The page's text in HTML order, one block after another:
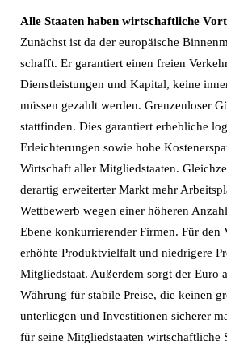
Alle Staaten haben wirtschaftliche
Zunächst ist da der europäische
schafft. Er garantiert einen freien
Dienstleistungen und Kapital, keine
müssen gezahlt werden. Grenzenloser
stattfinden. Dies garantiert erhebliche
Erleichterungen sowie hohe
Wirtschaft aller Mitgliedstaaten.
derartig erweiterter Markt mehr
Wettbewerb wegen einer höheren
Ebene konkurrierender Firmen. Für den
erhöhte Produktvielfalt und niedrigere
Mitgliedstaat. Außerdem sorgt der Euro
Währung für stabile Preise, die keinen
unterliegen und Investitionen sicherer
für seine Mitgliedstaaten wirtschaftliche